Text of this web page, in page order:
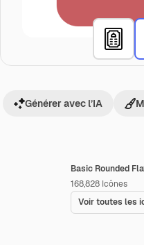
Basic Rounded
168,828 Icônes
Voir toutes les
Générer avec l’IA